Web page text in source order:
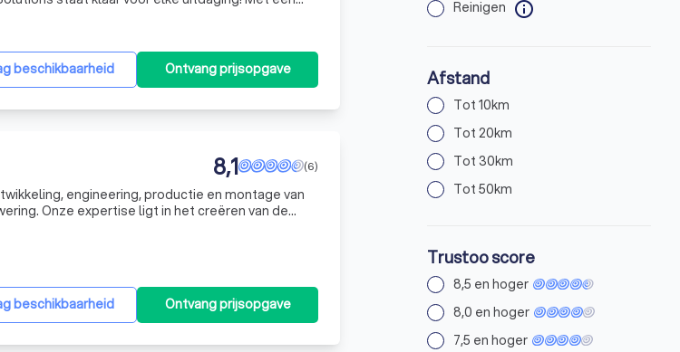
leveren wij betrouwbaar werk voor zowel
beschikbaarheid Ontvang prijsopgave
(6)
8,1
engineering, productie en montage van
Onze expertise ligt in het creëren van de
beschikbaarheid Ontvang prijsopgave
Reinigen info
Afstand
Tot 10km
Tot 20km
Tot 30km
Tot 50km
Trustoo score
8,5 en hoger
8,0 en hoger
7,5 en hoger